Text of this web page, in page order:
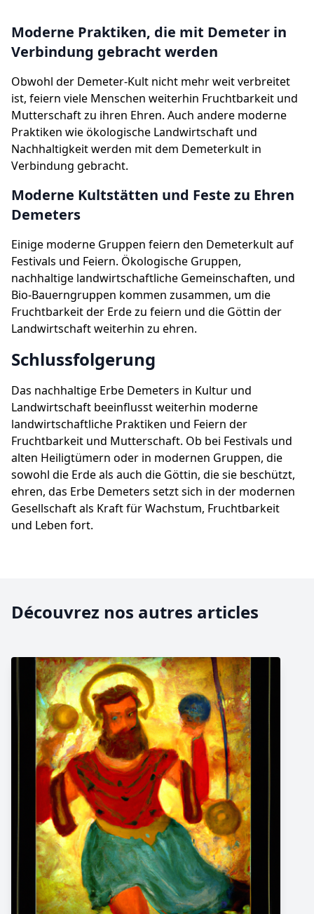
Moderne Praktiken, die mit Demeter in
Verbindung gebracht werden
Obwohl der Demeter-Kult nicht mehr weit verbreitet
ist, feiern viele Menschen weiterhin Fruchtbarkeit und
Mutterschaft zu ihren Ehren. Auch andere moderne
Praktiken wie ökologische Landwirtschaft und
Nachhaltigkeit werden mit dem Demeterkult in
Verbindung gebracht.
Moderne Kultstätten und Feste zu Ehren
Demeters
Einige moderne Gruppen feiern den Demeterkult auf
Festivals und Feiern. Ökologische Gruppen,
nachhaltige landwirtschaftliche Gemeinschaften, und
Bio-Bauerngruppen kommen zusammen, um die
Fruchtbarkeit der Erde zu feiern und die Göttin der
Landwirtschaft weiterhin zu ehren.
Schlussfolgerung
Das nachhaltige Erbe Demeters in Kultur und
Landwirtschaft beeinflusst weiterhin moderne
landwirtschaftliche Praktiken und Feiern der
Fruchtbarkeit und Mutterschaft. Ob bei Festivals und
alten Heiligtümern oder in modernen Gruppen, die
sowohl die Erde als auch die Göttin, die sie beschützt,
ehren, das Erbe Demeters setzt sich in der modernen
Gesellschaft als Kraft für Wachstum, Fruchtbarkeit
und Leben fort.
Découvrez nos autres articles